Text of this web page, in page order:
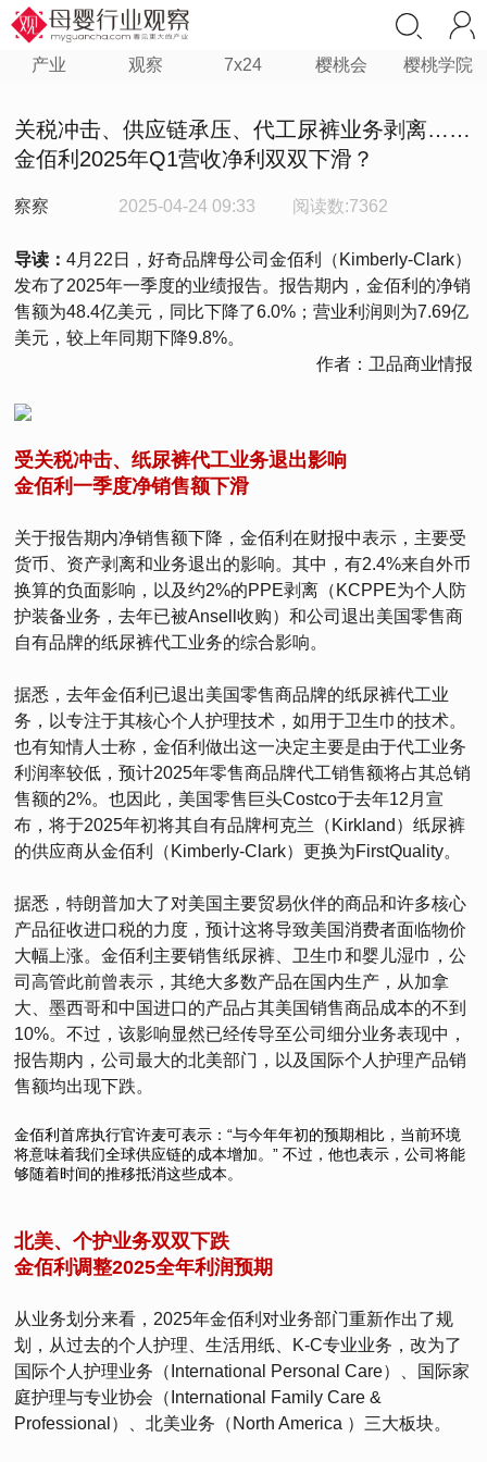
产业 观察 7x24 樱桃会 樱桃学院
关税冲击、供应链承压、代工尿裤业务剥离……
金佰利2025年Q1营收净利双双下滑？
察察 2025-04-24 09:33 阅读数:7362
导读：4月22日，好奇品牌母公司金佰利（Kimberly-Clark）
发布了2025年一季度的业绩报告。报告期内，金佰利的净销
售额为48.4亿美元，同比下降了6.0%；营业利润则为7.69亿
美元，较上年同期下降9.8%。
作者：卫品商业情报
受关税冲击、纸尿裤代工业务退出影响
金佰利一季度净销售额下滑
关于报告期内净销售额下降，金佰利在财报中表示，主要受
货币、资产剥离和业务退出的影响。其中，有2.4%来自外币
换算的负面影响，以及约2%的PPE剥离（KCPPE为个人防
护装备业务，去年已被Ansell收购）和公司退出美国零售商
自有品牌的纸尿裤代工业务的综合影响。
据悉，去年金佰利已退出美国零售商品牌的纸尿裤代工业
务，以专注于其核心个人护理技术，如用于卫生巾的技术。
也有知情人士称，金佰利做出这一决定主要是由于代工业务
利润率较低，预计2025年零售商品牌代工销售额将占其总销
售额的2%。也因此，美国零售巨头Costco于去年12月宣
布，将于2025年初将其自有品牌柯克兰（Kirkland）纸尿裤
的供应商从金佰利（Kimberly-Clark）更换为FirstQuality。
据悉，特朗普加大了对美国主要贸易伙伴的商品和许多核心
产品征收进口税的力度，预计这将导致美国消费者面临物价
大幅上涨。金佰利主要销售纸尿裤、卫生巾和婴儿湿巾，公
司高管此前曾表示，其绝大多数产品在国内生产，从加拿
大、墨西哥和中国进口的产品占其美国销售商品成本的不到
10%。不过，该影响显然已经传导至公司细分业务表现中，
报告期内，公司最大的北美部门，以及国际个人护理产品销
售额均出现下跌。
金佰利首席执行官许麦可表示：“与今年年初的预期相比，当前环境
将意味着我们全球供应链的成本增加。” 不过，他也表示，公司将能
够随着时间的推移抵消这些成本。
北美、个护业务双双下跌
金佰利调整2025全年利润预期
从业务划分来看，2025年金佰利对业务部门重新作出了规
划，从过去的个人护理、生活用纸、K-C专业业务，改为了
国际个人护理业务（International Personal Care）、国际家
庭护理与专业协会（International Family Care &
Professional）、北美业务（North America ）三大板块。